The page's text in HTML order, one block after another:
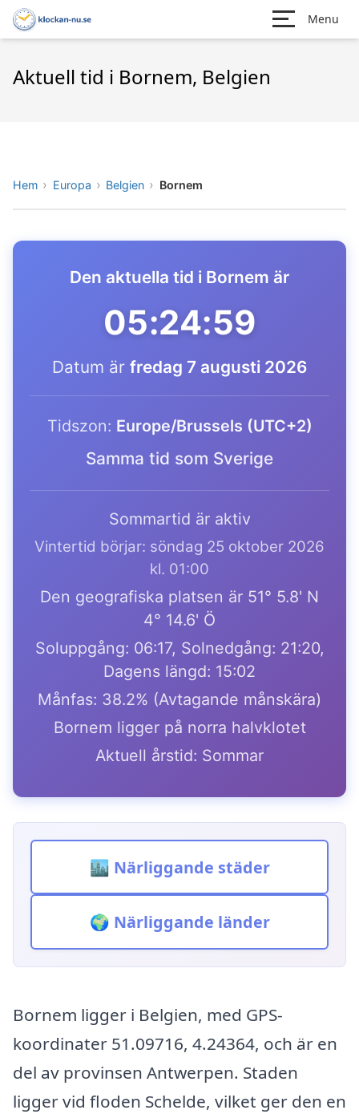
Menu
Aktuell tid i Bornem, Belgien
Hem Europa Belgien Bornem
Den aktuella tid i Bornem är
05:24:59
Datum är fredag 7 augusti 2026
Tidszon: Europe/Brussels (UTC+2)
Samma tid som Sverige
Sommartid är aktiv
Vintertid börjar: söndag 25 oktober 2026
kl. 01:00
Den geografiska platsen är 51° 5.8' N
4° 14.6' Ö
Soluppgång: 06:17, Solnedgång: 21:20,
Dagens längd: 15:02
Månfas: 38.2% (Avtagande månskära)
Bornem ligger på norra halvklotet
Aktuell årstid: Sommar
🏙️ Närliggande städer
🌍 Närliggande länder
Bornem ligger i Belgien, med GPS-
koordinater 51.09716, 4.24364, och är en
del av provinsen Antwerpen. Staden
ligger vid floden Schelde, vilket ger den en